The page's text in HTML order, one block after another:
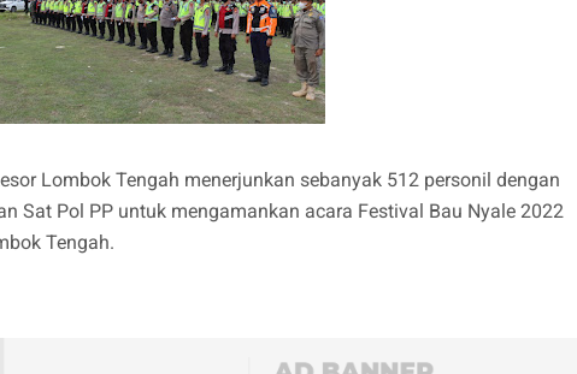
Lombok Tengah menerjunkan sebanyak 512 personil dengan
Sat Pol PP untuk mengamankan acara Festival Bau Nyale 2022
Tengah.